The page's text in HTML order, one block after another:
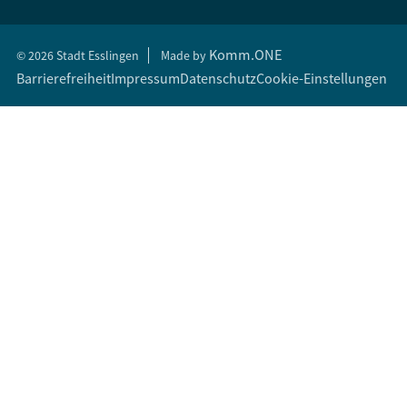
© 2026 Stadt Esslingen Made by Komm.ONE
BarrierefreiheitImpressumDatenschutzCookie-Einstellungen